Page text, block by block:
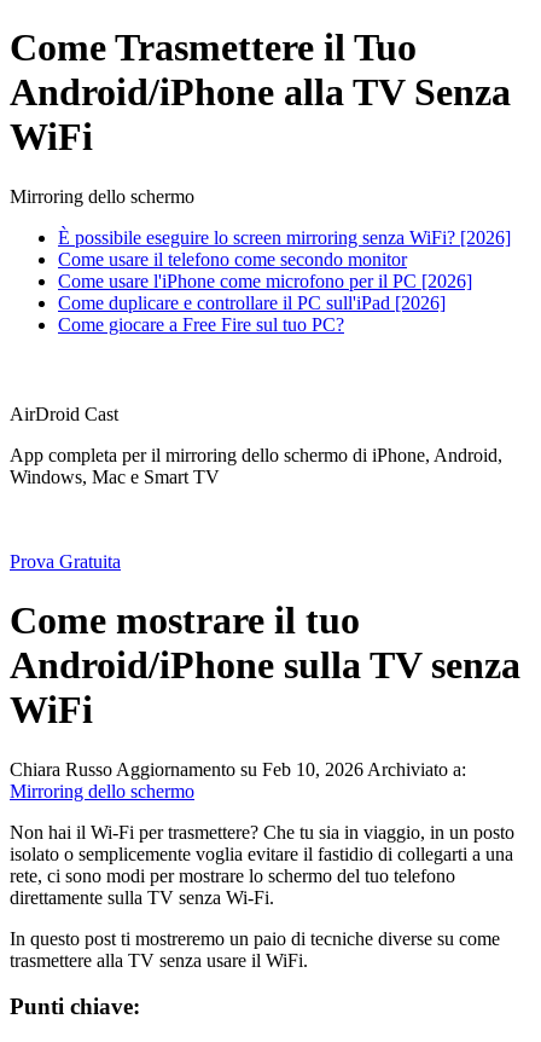
Come Trasmettere il Tuo
Android/iPhone alla TV Senza
WiFi
Mirroring dello schermo
È possibile eseguire lo screen mirroring senza WiFi? [2026]
Come usare il telefono come secondo monitor
Come usare l'iPhone come microfono per il PC [2026]
Come duplicare e controllare il PC sull'iPad [2026]
Come giocare a Free Fire sul tuo PC?
AirDroid Cast
App completa per il mirroring dello schermo di iPhone, Android,
Windows, Mac e Smart TV
Prova Gratuita
Come mostrare il tuo
Android/iPhone sulla TV senza
WiFi
Chiara Russo Aggiornamento su Feb 10, 2026 Archiviato a:
Mirroring dello schermo
Non hai il Wi-Fi per trasmettere? Che tu sia in viaggio, in un posto
isolato o semplicemente voglia evitare il fastidio di collegarti a una
rete, ci sono modi per mostrare lo schermo del tuo telefono
direttamente sulla TV senza Wi-Fi.
In questo post ti mostreremo un paio di tecniche diverse su come
trasmettere alla TV senza usare il WiFi.
Punti chiave: